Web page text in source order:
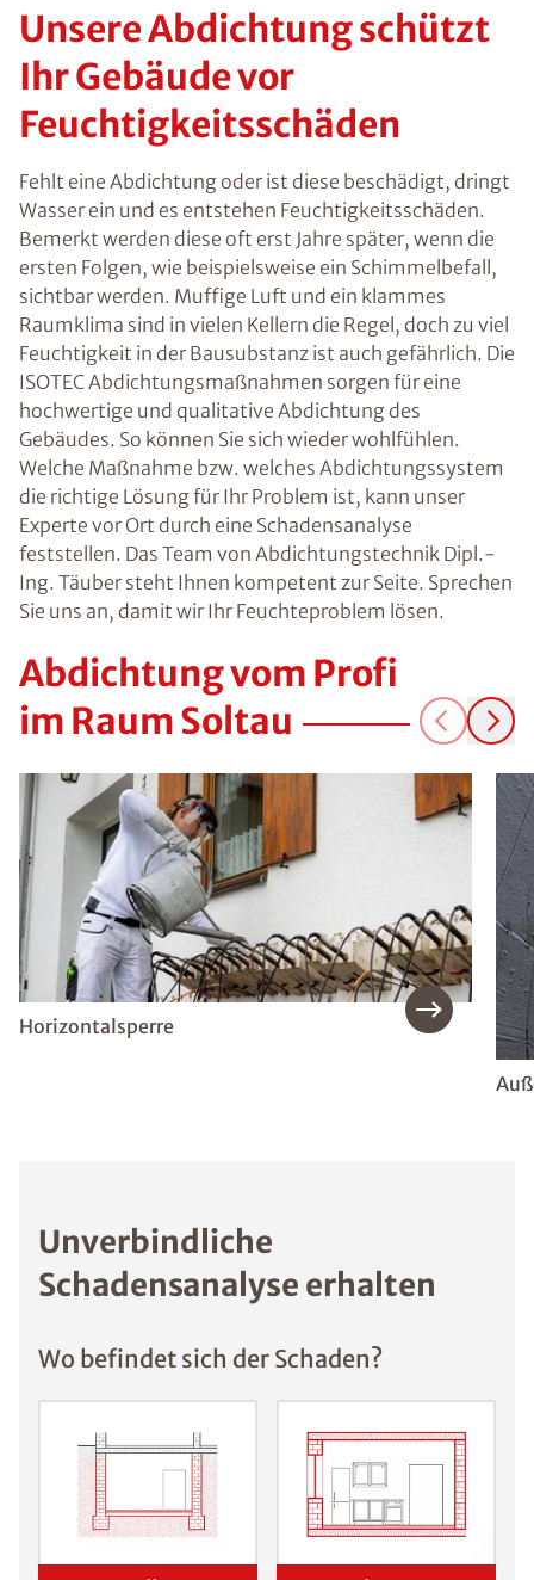
Unsere Abdichtung schützt
Ihr Gebäude vor
Feuchtigkeitsschäden
Fehlt eine Abdichtung oder ist diese beschädigt, dringt
Wasser ein und es entstehen Feuchtigkeitsschäden.
Bemerkt werden diese oft erst Jahre später, wenn die
ersten Folgen, wie beispielsweise ein Schimmelbefall,
sichtbar werden. Muffige Luft und ein klammes
Raumklima sind in vielen Kellern die Regel, doch zu viel
Feuchtigkeit in der Bausubstanz ist auch gefährlich. Die
ISOTEC Abdichtungsmaßnahmen sorgen für eine
hochwertige und qualitative Abdichtung des
Gebäudes. So können Sie sich wieder wohlfühlen.
Welche Maßnahme bzw. welches Abdichtungssystem
die richtige Lösung für Ihr Problem ist, kann unser
Experte vor Ort durch eine Schadensanalyse
feststellen. Das Team von Abdichtungstechnik Dipl.-
Ing. Täuber steht Ihnen kompetent zur Seite. Sprechen
Sie uns an, damit wir Ihr Feuchteproblem lösen.
Abdichtung vom Profi
im Raum Soltau
Horizontalsperre
Unverbindliche
Schadensanalyse erhalten
Wo befindet sich der Schaden?